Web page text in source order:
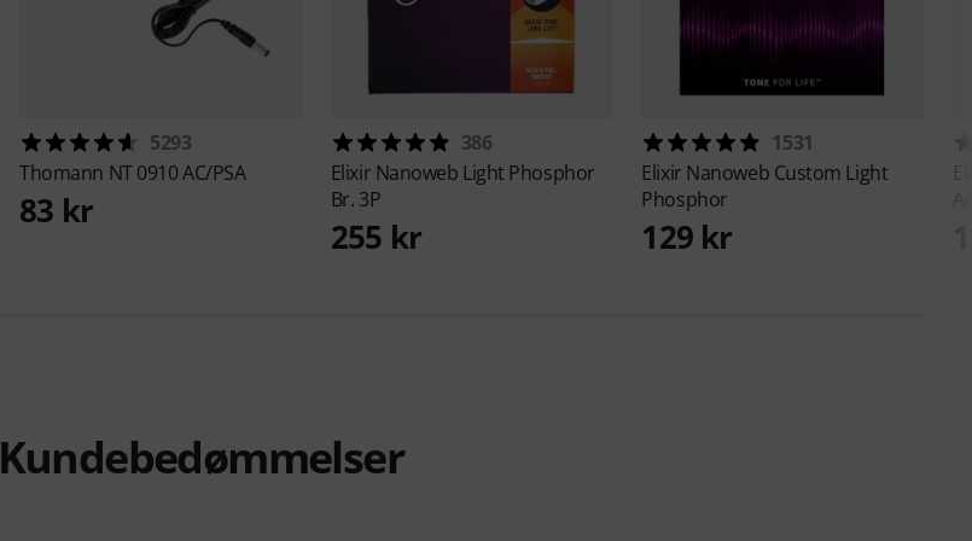
5293
Thomann NT 0910 AC/PSA
83 kr
386
Elixir Nanoweb Light Phosphor
Br. 3P
255 kr
1531
Elixir Nanoweb Custom Light
Phosphor
129 kr
Kundebedømmelser